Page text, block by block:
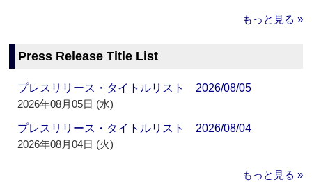
もっと見る »
Press Release Title List
プレスリリース・タイトルリスト 2026/08/05
2026年08月05日 (水)
プレスリリース・タイトルリスト 2026/08/04
2026年08月04日 (火)
もっと見る »